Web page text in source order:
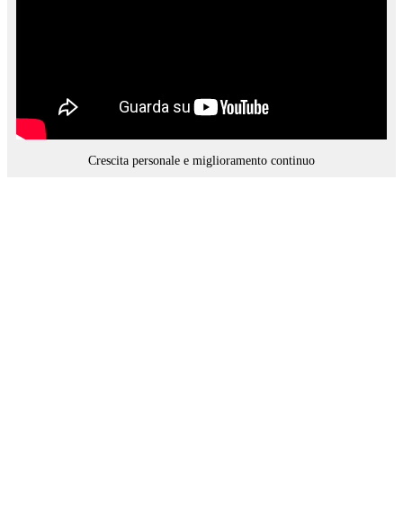
Crescita personale e miglioramento continuo